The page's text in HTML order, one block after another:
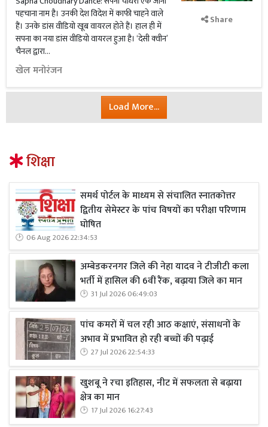
पहचाना नाम है। उनकी देश विदेश में काफी चाहने वाले
हैं। उनके डांस वीडियो खूब वायरल होते हैं। हाल ही में
सपना का नया डांस वीडियो वायरल हुआ है। ‘देसी क्‍वीन’
चैनल द्वारा...
खेल मनोरंजन
Share
Load More...
शिक्षा
समर्थ पोर्टल के माध्यम से संचालित स्नातकोत्तर
द्वितीय सेमेस्टर के पांच विषयों का परीक्षा परिणाम
घोषित
06 Aug 2026 22:34:53
अम्बेडकरनगर जिले की नेहा यादव ने टीजीटी कला
भर्ती में हासिल की 6वीं रैंक, बढ़ाया जिले का मान
31 Jul 2026 06:49:03
पांच कमरों में चल रही आठ कक्षाएं, संसाधनों के
अभाव में प्रभावित हो रही बच्चों की पढ़ाई
27 Jul 2026 22:54:33
खुशबू ने रचा इतिहास, नीट में सफलता से बढ़ाया
क्षेत्र का मान
17 Jul 2026 16:27:43